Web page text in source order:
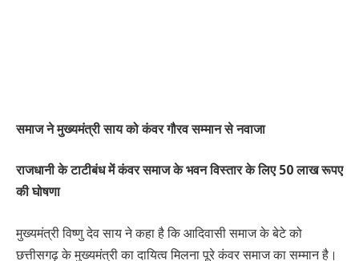
समाज ने मुख्यमंत्री साय को कंवर गौरव सम्मान से नवाजा
राजधानी के टाटीबंध में कंवर समाज के भवन विस्तार के लिए 50 लाख रूपए
की घोषणा
मुख्यमंत्री विष्णु देव साय ने कहा है कि आदिवासी समाज के बेटे को
छत्तीसगढ़ के मुख्यमंत्री का दायित्व मिलना पूरे कंवर समाज का सम्मान है।